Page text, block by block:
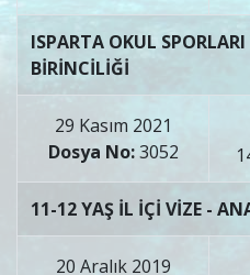
ISPARTA OKUL
BİRİNCİLİĞİ
29 Kasım 2021
Dosya No:3052
11-12 YAŞ İL İÇİ VİZE -
20 Aralık 2019